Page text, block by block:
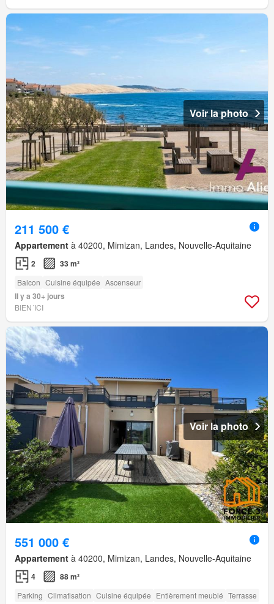
Voir la photo
211 500 €
Appartement à 40200, Mimizan, Landes, Nouvelle-Aquitaine
2 33 m²
Balcon Cuisine équipée Ascenseur
Il y a 30+ jours
BIEN´ICI
Voir la photo
551 000 €
Appartement à 40200, Mimizan, Landes, Nouvelle-Aquitaine
4 88 m²
Parking Climatisation Cuisine équipée Entièrement meublé Terrasse